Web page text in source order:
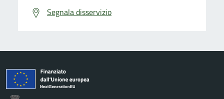
Segnala disservizio